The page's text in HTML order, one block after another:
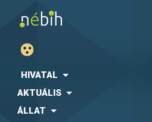
HIVATAL
AKTUÁLIS
ÁLLAT